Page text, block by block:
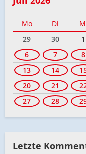
Mo Di
29
30 1
6
7 8
13
14
20
21
27
28
Letzte